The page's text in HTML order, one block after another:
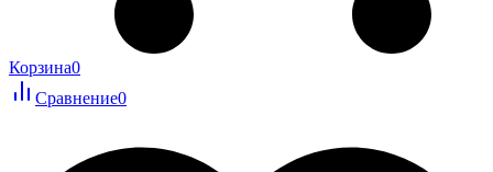
Корзина0
Сравнение0